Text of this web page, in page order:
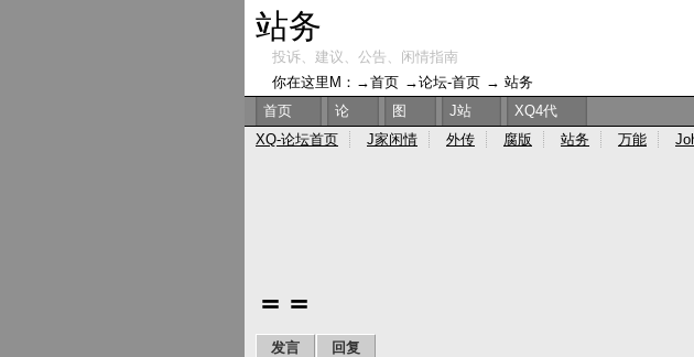
＝＝
发言 回复
站务
投诉、建议、公告、闲情指南
你在这里M：→首页 →论坛-首页 → 站务
首页
论 图 J站
XQ4代
XQ-论坛首页 J家闲情 外传 腐版 站务 万能